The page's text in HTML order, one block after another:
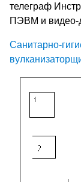
телеграф
ПЭВМ и видео-
Санитарно-